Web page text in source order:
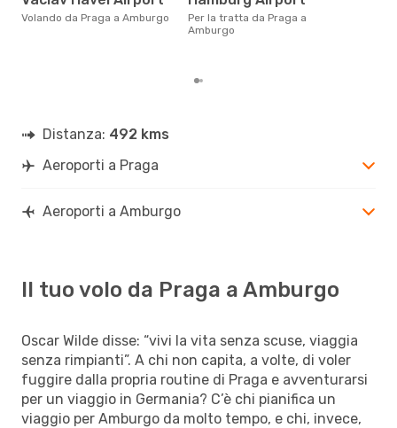
Volando da Praga a Amburgo
Per la tratta da Praga a
Amburgo
Distanza: 492 kms
Aeroporti a Praga
Aeroporti a Amburgo
Il tuo volo da Praga a Amburgo
Oscar Wilde disse: “vivi la vita senza scuse, viaggia
senza rimpianti”. A chi non capita, a volte, di voler
fuggire dalla propria routine di Praga e avventurarsi
per un viaggio in Germania? C’è chi pianifica un
viaggio per Amburgo da molto tempo, e chi, invece,